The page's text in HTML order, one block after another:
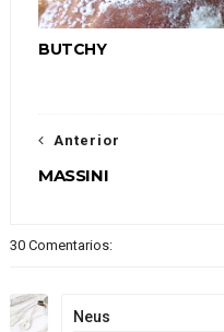
BUTCHY
Anterior
MASSINI
30 Comentarios:
Neus